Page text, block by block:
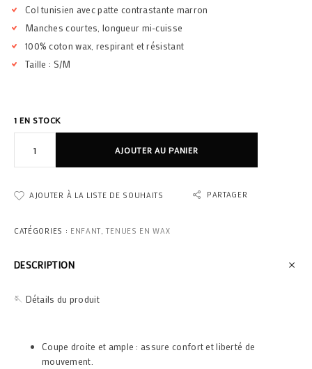
Col tunisien avec patte contrastante marron
Manches courtes, longueur mi-cuisse
100% coton wax, respirant et résistant
Taille : S/M
1 EN STOCK
AJOUTER AU PANIER
AJOUTER À LA LISTE DE SOUHAITS PARTAGER
CATÉGORIES : ENFANT,TENUES EN WAX
DESCRIPTION
🪡 Détails du produit
Coupe droite et ample : assure confort et liberté de
mouvement.